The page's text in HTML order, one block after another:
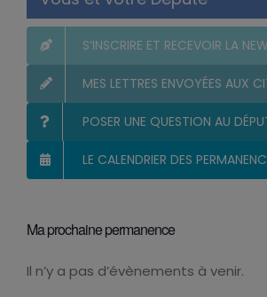
Vous et votre Député
Ma prochaine permanence
Il n’y a pas d’évènements à venir.